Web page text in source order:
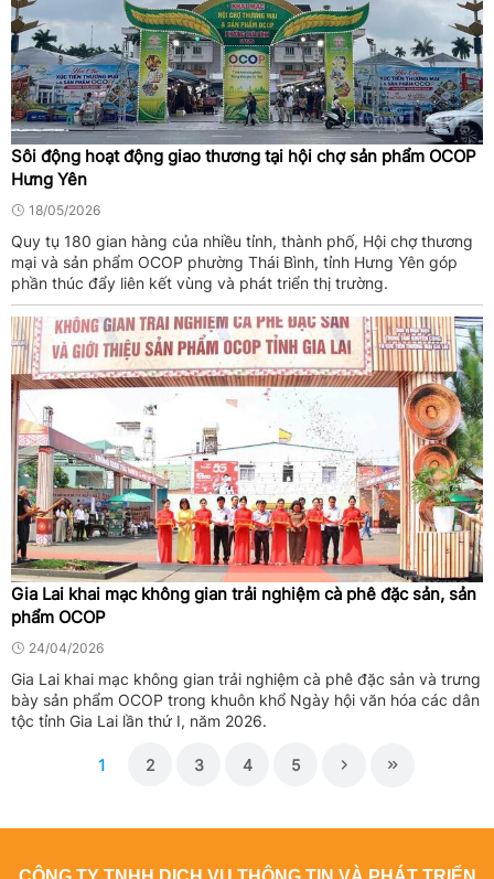
Sôi động hoạt động giao thương tại hội chợ sản phẩm OCOP
Hưng Yên
18/05/2026
Quy tụ 180 gian hàng của nhiều tỉnh, thành phố, Hội chợ thương
mại và sản phẩm OCOP phường Thái Bình, tỉnh Hưng Yên góp
phần thúc đẩy liên kết vùng và phát triển thị trường.
Gia Lai khai mạc không gian trải nghiệm cà phê đặc sản, sản
phẩm OCOP
24/04/2026
Gia Lai khai mạc không gian trải nghiệm cà phê đặc sản và trưng
bày sản phẩm OCOP trong khuôn khổ Ngày hội văn hóa các dân
tộc tỉnh Gia Lai lần thứ I, năm 2026.
1 2 3 4 5